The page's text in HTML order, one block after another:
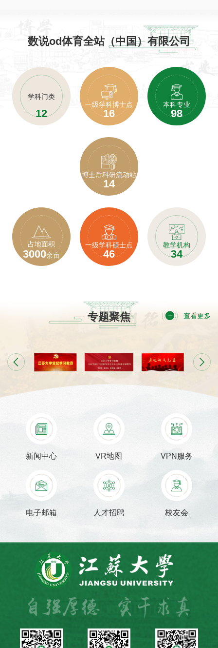
数说od体育全站（中国）有限公司
学科门类
12
一级学科博士点
16
本科专业
98
博士后科研流动站
14
占地面积
3000余亩
一级学科硕士点
46
教学机构
34
专题聚焦 查看更多
新闻中心 VR地图 VPN服务
电子邮箱 人才招聘 校友会